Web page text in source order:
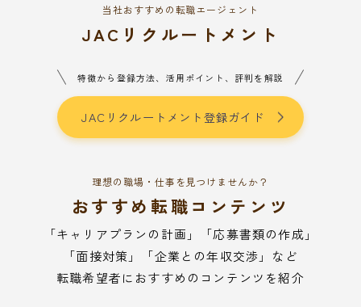
当社おすすめの転職エージェント
JACリクルートメント
特徴から登録方法、活用ポイント、評判を解説
JACリクルートメント登録ガイド
理想の職場・仕事を見つけませんか？
おすすめ転職コンテンツ
「キャリアプランの計画」「応募書類の作成」
「面接対策」「企業との年収交渉」など
転職希望者におすすめのコンテンツを紹介